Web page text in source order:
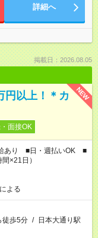
詳細へ
掲載日：2026.08.05
NEW
円以上！＊カ
面接OK
あり ■日・週払いOK ■
×21日）
よる
徒歩5分 / 日本大通り駅